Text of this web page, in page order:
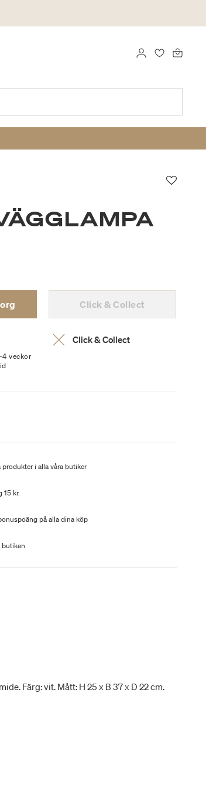
FAVORITER
LOGGA IN
Click & Collect
4 veckor
Click & Collect
i alla våra butiker
15 kr.
på alla dina köp
butiken
Färg: vit. Mått: H 25 x B 37 x D 22 cm.